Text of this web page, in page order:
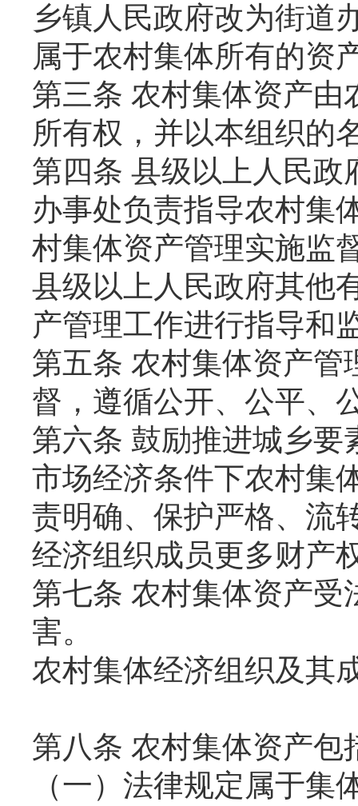
乡镇人民政府改为街道
属于农村集体所有的资
第三条 农村集体资产由
所有权，并以本组织的
第四条 县级以上人民政
办事处负责指导农村集
村集体资产管理实施监
县级以上人民政府其他
产管理工作进行指导和
第五条 农村集体资产管
督，遵循公开、公平、
第六条 鼓励推进城乡要
市场经济条件下农村集
责明确、保护严格、流
经济组织成员更多财产
第七条 农村集体资产受
害。
农村集体经济组织及其
第八条 农村集体资产包
（一）法律规定属于